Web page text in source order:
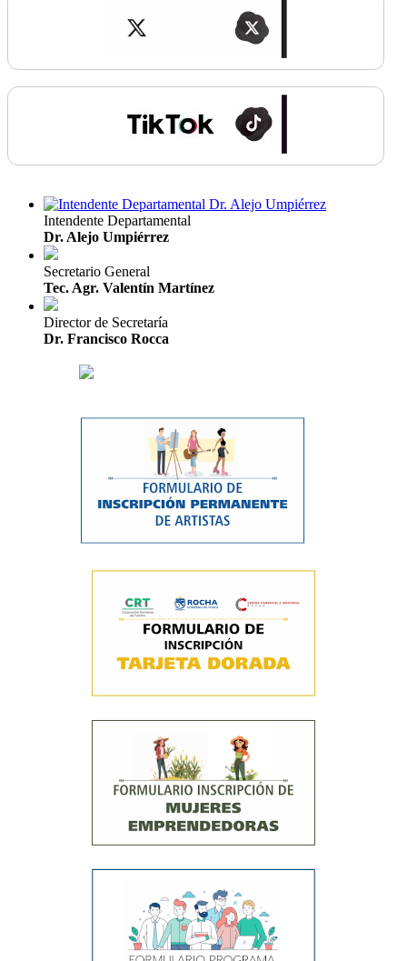
Intendente Departamental
Dr. Alejo Umpiérrez
Secretario General
Tec. Agr. Valentín Martínez
Director de Secretaría
Dr. Francisco Rocca